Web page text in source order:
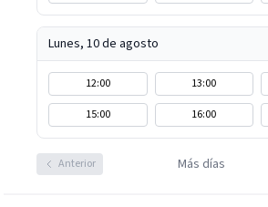
Lunes, 10 de agosto
12:00 13:00
15:00
16:00
Anterior Más días